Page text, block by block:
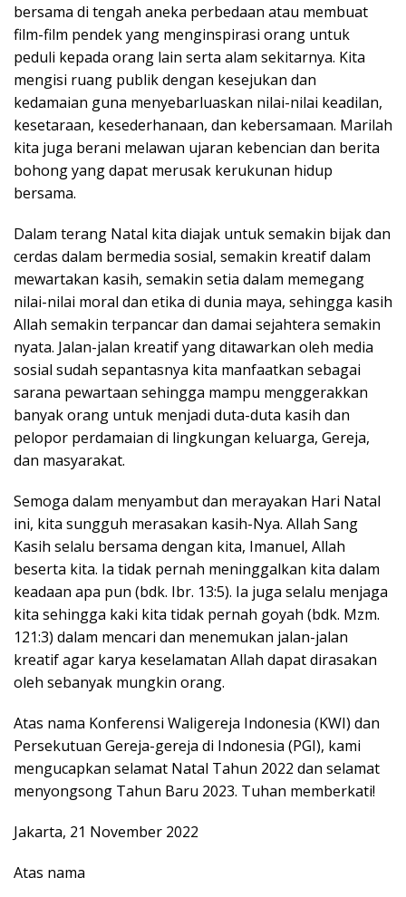
bersama di tengah aneka perbedaan atau membuat
film-film pendek yang menginspirasi orang untuk
peduli kepada orang lain serta alam sekitarnya. Kita
mengisi ruang publik dengan kesejukan dan
kedamaian guna menyebarluaskan nilai-nilai keadilan,
kesetaraan, kesederhanaan, dan kebersamaan. Marilah
kita juga berani melawan ujaran kebencian dan berita
bohong yang dapat merusak kerukunan hidup
bersama.
Dalam terang Natal kita diajak untuk semakin bijak dan
cerdas dalam bermedia sosial, semakin kreatif dalam
mewartakan kasih, semakin setia dalam memegang
nilai-nilai moral dan etika di dunia maya, sehingga kasih
Allah semakin terpancar dan damai sejahtera semakin
nyata. Jalan-jalan kreatif yang ditawarkan oleh media
sosial sudah sepantasnya kita manfaatkan sebagai
sarana pewartaan sehingga mampu menggerakkan
banyak orang untuk menjadi duta-duta kasih dan
pelopor perdamaian di lingkungan keluarga, Gereja,
dan masyarakat.
Semoga dalam menyambut dan merayakan Hari Natal
ini, kita sungguh merasakan kasih-Nya. Allah Sang
Kasih selalu bersama dengan kita, Imanuel, Allah
beserta kita. Ia tidak pernah meninggalkan kita dalam
keadaan apa pun (bdk. Ibr. 13:5). Ia juga selalu menjaga
kita sehingga kaki kita tidak pernah goyah (bdk. Mzm.
121:3) dalam mencari dan menemukan jalan-jalan
kreatif agar karya keselamatan Allah dapat dirasakan
oleh sebanyak mungkin orang.
Atas nama Konferensi Waligereja Indonesia (KWI) dan
Persekutuan Gereja-gereja di Indonesia (PGI), kami
mengucapkan selamat Natal Tahun 2022 dan selamat
menyongsong Tahun Baru 2023. Tuhan memberkati!
Jakarta, 21 November 2022
Atas nama